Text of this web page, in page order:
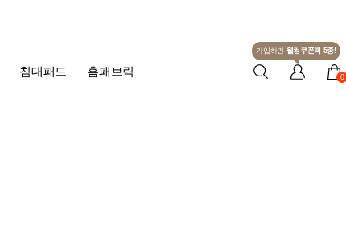
침대패드 홈패브릭
가입하면 웰컴쿠폰팩 5종!
0